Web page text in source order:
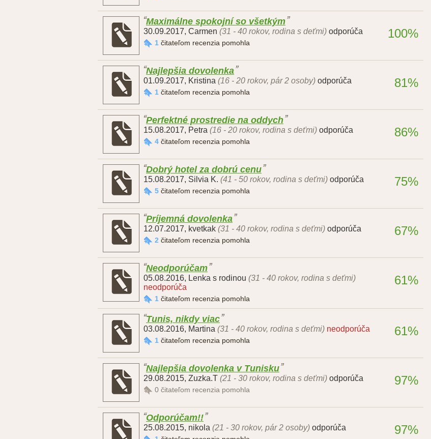
Maximálne spokojní so všetkým
30.09.2017, Carmen (31 - 40 rokov, rodina s deťmi) odporúča
1 čitateľom recenzia pomohla
100%
Najlepšia dovolenka
01.09.2017, Kristina (16 - 20 rokov, pár 2 osoby) odporúča
1 čitateľom recenzia pomohla
81%
Perfektné prostredie na oddych
15.08.2017, Petra (16 - 20 rokov, rodina s deťmi) odporúča
4 čitateľom recenzia pomohla
86%
Dobrý hotel za dobrú cenu
15.08.2017, Silvia K. (41 - 50 rokov, rodina s deťmi) odporúča
5 čitateľom recenzia pomohla
75%
Príjemná dovolenka
12.07.2017, kvetkak (31 - 40 rokov, rodina s deťmi) odporúča
2 čitateľom recenzia pomohla
67%
Neodporúčam
05.08.2016, Lenka s rodinou (31 - 40 rokov, rodina s deťmi)
neodporúča
1 čitateľom recenzia pomohla
61%
Tunis, nikdy viac
03.08.2016, Martina (31 - 40 rokov, rodina s deťmi) neodporúča
1 čitateľom recenzia pomohla
61%
Najlepšia dovolenka v Tunisku
29.08.2015, Zuzka.T (21 - 30 rokov, rodina s deťmi) odporúča
0 čitateľom recenzia pomohla
97%
Odporúčam!!
25.08.2015, nikola (21 - 30 rokov, pár 2 osoby) odporúča 97%